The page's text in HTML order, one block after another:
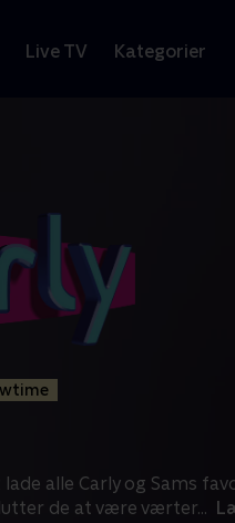
Live TV Kategorier
alle Carly og Sams
de at være værter...